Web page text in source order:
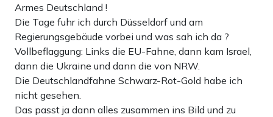
Armes Deutschland !
Die Tage fuhr ich durch Düsseldorf und am
Regierungsgebäude vorbei und was sah ich da ?
Vollbeflaggung: Links die EU-Fahne, dann kam Israel,
dann die Ukraine und dann die von NRW.
Die Deutschlandfahne Schwarz-Rot-Gold habe ich
nicht gesehen.
Das passt ja dann alles zusammen ins Bild und zu